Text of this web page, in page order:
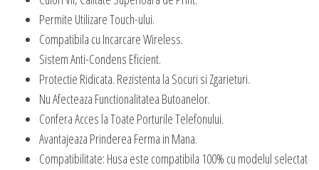
Permite Utilizare Touch-ului.
Compatibila cu Incarcare Wireless.
Sistem Anti-Condens Eficient.
Protectie Ridicata. Rezistenta la Socuri si Zgarieturi.
Nu Afecteaza Functionalitatea Butoanelor.
Confera Acces la Toate Porturile Telefonului.
Avantajeaza Prinderea Ferma in Mana.
Compatibilitate: Husa este compatibila 100% cu modelul selectat